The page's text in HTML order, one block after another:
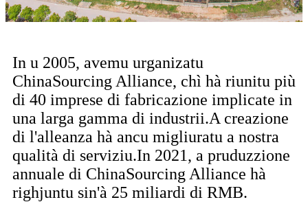
In u 2005, avemu urganizatu
ChinaSourcing Alliance, chì hà riunitu più
di 40 imprese di fabricazione implicate in
una larga gamma di industrii.A creazione
di l'alleanza hà ancu migliuratu a nostra
qualità di serviziu.In 2021, a pruduzzione
annuale di ChinaSourcing Alliance hà
righjuntu sin'à 25 miliardi di RMB.